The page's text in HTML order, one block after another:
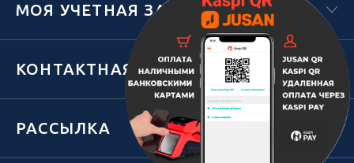
МОЯ УЧЕТНАЯ ЗАПИСЬ
КОНТАКТНАЯ ИНФОРМАЦИЯ
РАССЫЛКА